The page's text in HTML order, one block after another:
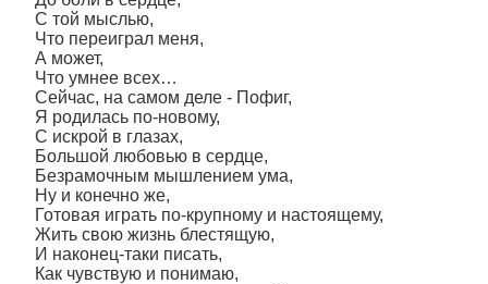
С той мыслью,
Что переиграл меня,
А может,
Что умнее всех…
Сейчас, на самом деле - Пофиг,
Я родилась по-новому,
С искрой в глазах,
Большой любовью в сердце,
Безрамочным мышлением ума,
Ну и конечно же,
Готовая играть по-крупному и настоящему,
Жить свою жизнь блестящую,
И наконец-таки писать,
Как чувствую и понимаю,